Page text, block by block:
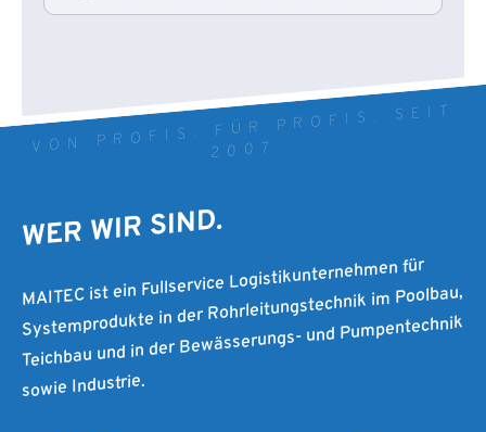
VON PROFIS. FÜR PROFIS. SEIT
2007
WER WIR SIND.
MAITEC ist ein Fullservice Logistikunternehmen für
Systemprodukte in der Rohrleitungstechnik im Poolbau,
Teichbau und in der Bewässerungs- und Pumpentechnik
sowie Industrie.